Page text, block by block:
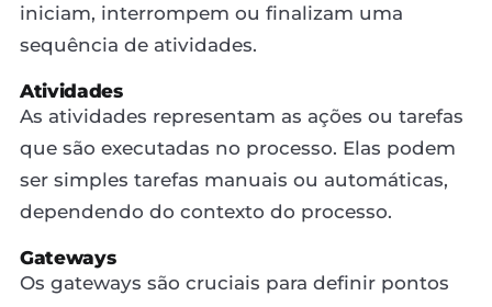
iniciam, interrompem ou finalizam uma
sequência de atividades.
Atividades
As atividades representam as ações ou tarefas
que são executadas no processo. Elas podem
ser simples tarefas manuais ou automáticas,
dependendo do contexto do processo.
Gateways
Os gateways são cruciais para definir pontos